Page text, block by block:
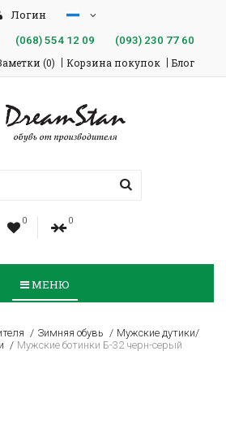
Логин
(068)554 12 09 (093)230 77 60
(0) Корзина покупок Блог
0 0
МЕНЮ
Зимняя обувь
Мужские дутики/
Мужские ботинки Б-32 черн-серый